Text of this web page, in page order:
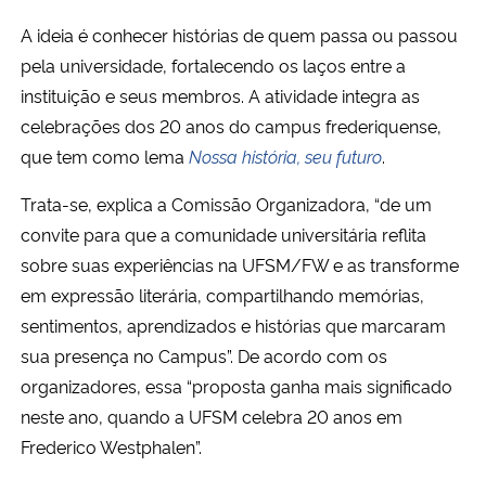
Secretaria de Governo
Gabinete de Segurança Institucional
Banco Central do Brasil
Planalto
A ideia é conhecer histórias de quem passa ou passou
pela universidade, fortalecendo os laços entre a
instituição e seus membros. A atividade integra as
celebrações dos 20 anos do campus frederiquense,
que tem como lema Nossa história, seu futuro.
Trata-se, explica a Comissão Organizadora, “de um
convite para que a comunidade universitária reflita
sobre suas experiências na UFSM/FW e as transforme
em expressão literária, compartilhando memórias,
sentimentos, aprendizados e histórias que marcaram
sua presença no Campus”. De acordo com os
organizadores, essa “proposta ganha mais significado
neste ano, quando a UFSM celebra 20 anos em
Frederico Westphalen”.